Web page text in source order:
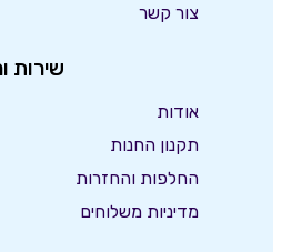
צור קשר
שירות
אודות
תקנון החנות
החלפות והחזרות
מדיניות משלוחים